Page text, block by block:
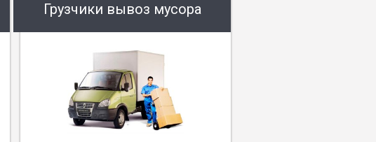
Грузчики вывоз мусора